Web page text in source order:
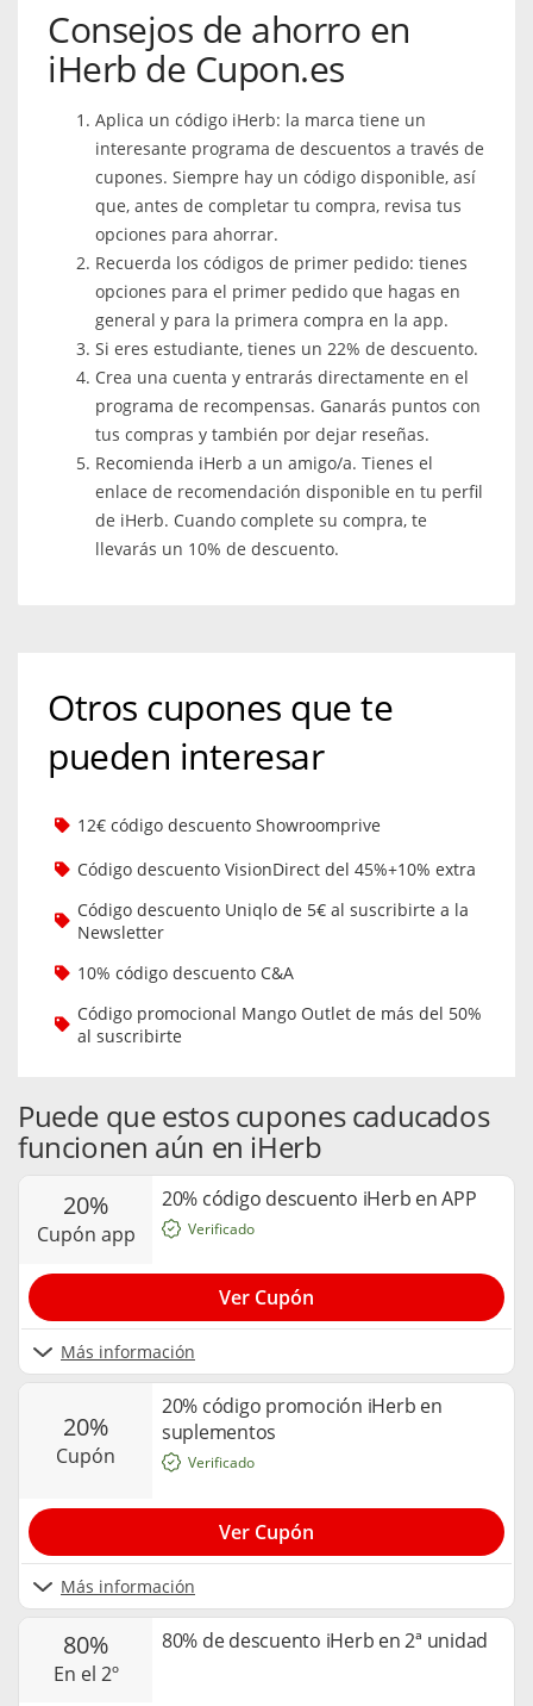
Consejos de ahorro en
iHerb de Cupon.es
Aplica un código iHerb: la marca tiene un
interesante programa de descuentos a través de
cupones. Siempre hay un código disponible, así
que, antes de completar tu compra, revisa tus
opciones para ahorrar.
Recuerda los códigos de primer pedido: tienes
opciones para el primer pedido que hagas en
general y para la primera compra en la app.
Si eres estudiante, tienes un 22% de descuento.
Crea una cuenta y entrarás directamente en el
programa de recompensas. Ganarás puntos con
tus compras y también por dejar reseñas.
Recomienda iHerb a un amigo/a. Tienes el
enlace de recomendación disponible en tu perfil
de iHerb. Cuando complete su compra, te
llevarás un 10% de descuento.
Otros cupones que te
pueden interesar
12€ código descuento Showroomprive
Código descuento VisionDirect del 45%+10% extra
Código descuento Uniqlo de 5€ al suscribirte a la
Newsletter
10% código descuento C&A
Código promocional Mango Outlet de más del 50%
al suscribirte
Puede que estos cupones caducados
funcionen aún en iHerb
20%
cupón app
20% código descuento iHerb en APP
Más información
Verificado
Ver Cupón
20%
cupón
20% código promoción iHerb en
suplementos
Más información
Verificado
Ver Cupón
80%
en el 2º
80% de descuento iHerb en 2ª unidad